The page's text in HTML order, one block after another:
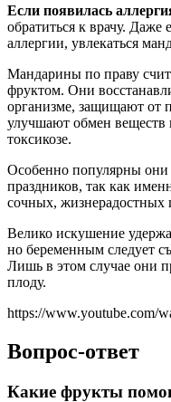
Если появилась
обратиться к врачу.
аллергии, увлекаться
Мандарины по праву
фруктом. Они
организме, защищают от
улучшают обмен
токсикозе.
Особенно популярны
праздников, так как
сочных, жизнерадостных
Велико искушение
но беременным следует
Лишь в этом случае они
плоду.
https://www.youtube.com/
Вопрос-ответ
Какие фрукты